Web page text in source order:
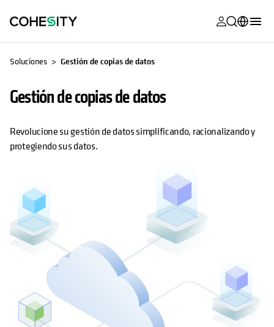
se abre en
se abre en
se abre en
se abre en
se abre en
se abre en
se abre en
se abre en
Français (France)
Português (Brazil)
한국어 (South
Korea)
Soluciones Gestión de copias de datos
Gestión de copias de datos
Revolucione su gestión de datos simplificando, racionalizando y
protegiendo sus datos.